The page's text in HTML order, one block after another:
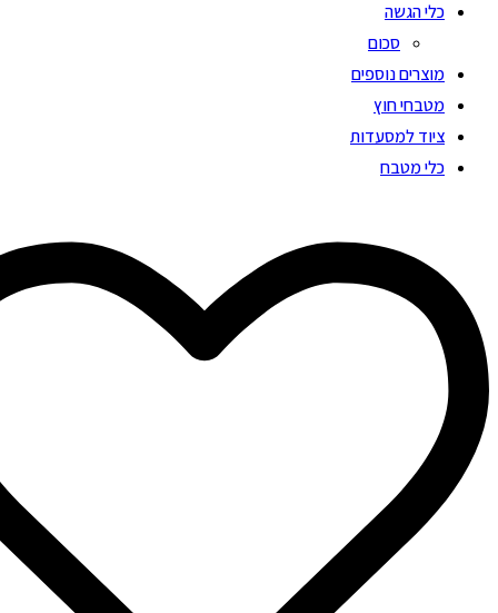
כלי הגשה
סכום
מוצרים נוספים
מטבחי חוץ
ציוד למסעדות
כלי מטבח